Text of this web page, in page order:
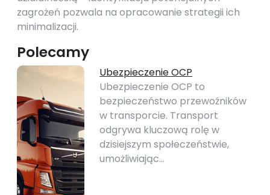
zagrożeń pozwala na opracowanie strategii ich
minimalizacji.
Polecamy
Ubezpieczenie OCP
Ubezpieczenie OCP to
bezpieczeństwo przewoźników
w transporcie. Transport
odgrywa kluczową rolę w
dzisiejszym społeczeństwie,
umożliwiając…